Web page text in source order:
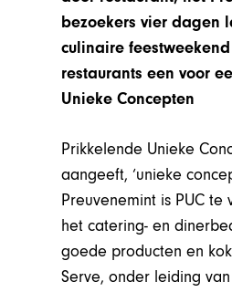
bezoekers vier dagen
culinaire
restaurants een voor
Unieke Concepten
Prikkelende Unieke
aangeeft, ‘unieke
Preuvenemint is PUC
het catering- en
goede producten en
Serve, onder leiding